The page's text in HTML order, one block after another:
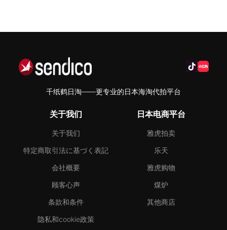
千纸鹤日淘——更专业的日本海淘代拍平台
关于我们
关于我们
特定商取引法に基づく表記
会社概要
顾客心声
条款和条件
隐私和cookie政策
日本电商平台
雅虎拍卖
乐天
雅虎购物
煤炉
其他商店